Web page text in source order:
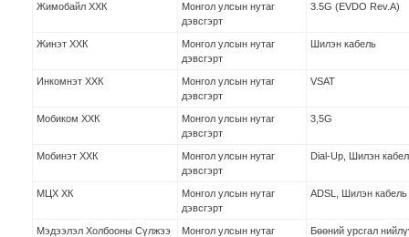
Жимобайл ХХК
Монгол улсын нутаг
дэвсгэрт
3.5G (EVDO Rev.A)
Жинэт ХХК
Монгол улсын нутаг
дэвсгэрт
Шилэн кабель
Инкомнэт ХХК
Монгол улсын нутаг
дэвсгэрт
VSAT
Мобиком ХХК
Монгол улсын нутаг
дэвсгэрт
3,5G
Мобинэт ХХК
Монгол улсын нутаг
дэвсгэрт
Dial-Up, Шилэн
МЦХ ХК
Монгол улсын нутаг
дэвсгэрт
ADSL, Шилэн кабель
Мэдээлэл Холбооны Сүлжээ
Монгол улсын нутаг
Бөөний урсгал